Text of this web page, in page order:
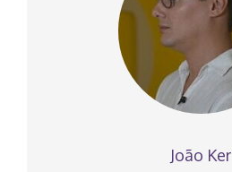
João Ker